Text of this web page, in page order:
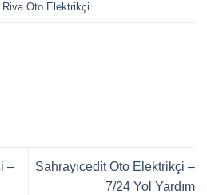
Riva Oto Elektrikçi.
–
Sahrayıcedit Oto Elektrikçi –
7/24 Yol Yardım